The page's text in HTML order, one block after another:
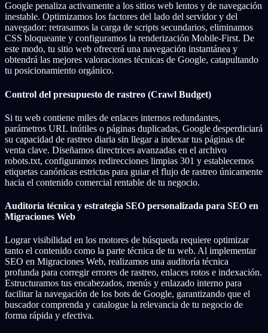
Google penaliza activamente a los sitios web lentos y de navegación
inestable. Optimizamos los factores del lado del servidor y del
navegador: retrasamos la carga de scripts secundarios, eliminamos
CSS bloqueante y configuramos la renderización Mobile-First. De
este modo, tu sitio web ofrecerá una navegación instantánea y
obtendrá las mejores valoraciones técnicas de Google, catapultando
tu posicionamiento orgánico.
Control del presupuesto de rastreo (Crawl Budget)
Si tu web contiene miles de enlaces internos redundantes,
parámetros URL inútiles o páginas duplicadas, Google desperdiciará
su capacidad de rastreo diaria sin llegar a indexar tus páginas de
venta clave. Diseñamos directrices avanzadas en el archivo
robots.txt, configuramos redirecciones limpias 301 y establecemos
etiquetas canónicas estrictas para guiar el flujo de rastreo únicamente
hacia el contenido comercial rentable de tu negocio.
Auditoría técnica y estrategia SEO personalizada para SEO en
Migraciones Web
Lograr visibilidad en los motores de búsqueda requiere optimizar
tanto el contenido como la parte técnica de tu web. Al implementar
SEO en Migraciones Web, realizamos una auditoría técnica
profunda para corregir errores de rastreo, enlaces rotos e indexación.
Estructuramos tus encabezados, menús y enlazado interno para
facilitar la navegación de los bots de Google, garantizando que el
buscador comprenda y catalogue la relevancia de tu negocio de
forma rápida y efectiva.